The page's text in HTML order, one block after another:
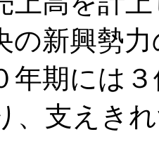
の新興勢
年期には
、支えき